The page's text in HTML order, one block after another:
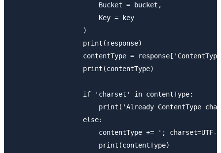
                      Bucket = bucket,
                      Key = key
                  )
                  print(response)
contentType =
                  print(contentType)
                  if 'charset' in contentType:
print('Already ContentType
                  else:
contentType += '; charset=UTF-
                      print(contentType)